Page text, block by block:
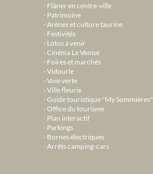
Flâner en centre-ville
Patrimoine
Arènes et culture taurine
Festivités
Lotos à venir
Cinéma Le Venise
Foires et marchés
Vidourle
Voie verte
Ville fleurie
Guide touristique "My Sommières"
Office du tourisme
Plan interactif
Parkings
Bornes électriques
Arrêts camping-cars